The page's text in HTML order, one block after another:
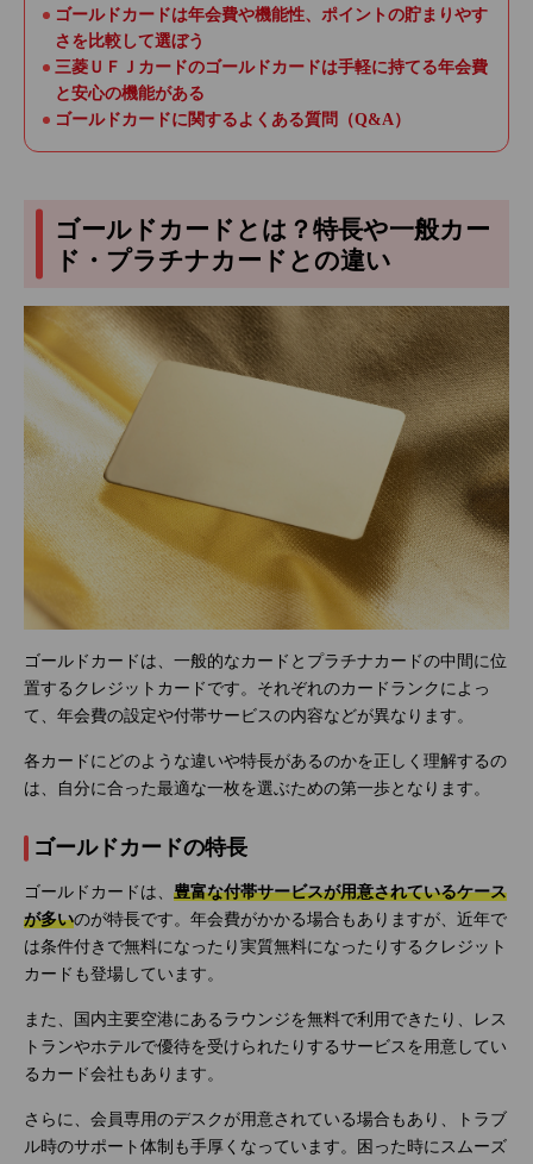
ゴールドカードは年会費や機能性、ポイントの貯まりやす
さを比較して選ぼう
三菱ＵＦＪカードのゴールドカードは手軽に持てる年会費
と安心の機能がある
ゴールドカードに関するよくある質問（Q&A）
ゴールドカードとは？特長や一般カー
ド・プラチナカードとの違い
ゴールドカードは、一般的なカードとプラチナカードの中間に位
置するクレジットカードです。それぞれのカードランクによっ
て、年会費の設定や付帯サービスの内容などが異なります。
各カードにどのような違いや特長があるのかを正しく理解するの
は、自分に合った最適な一枚を選ぶための第一歩となります。
ゴールドカードの特長
ゴールドカードは、 豊富な付帯サービスが用意されているケース
が多いのが特長です。年会費がかかる場合もありますが、近年で
は条件付きで無料になったり実質無料になったりするクレジット
カードも登場しています。
また、国内主要空港にあるラウンジを無料で利用できたり、レス
トランやホテルで優待を受けられたりするサービスを用意してい
るカード会社もあります。
さらに、会員専用のデスクが用意されている場合もあり、トラブ
ル時のサポート体制も手厚くなっています。困った時にスムーズ